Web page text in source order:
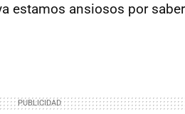
estamos ansiosos por